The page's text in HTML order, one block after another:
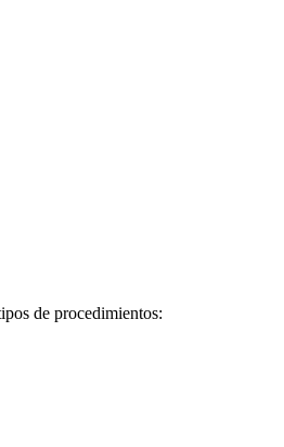
de procedimientos: